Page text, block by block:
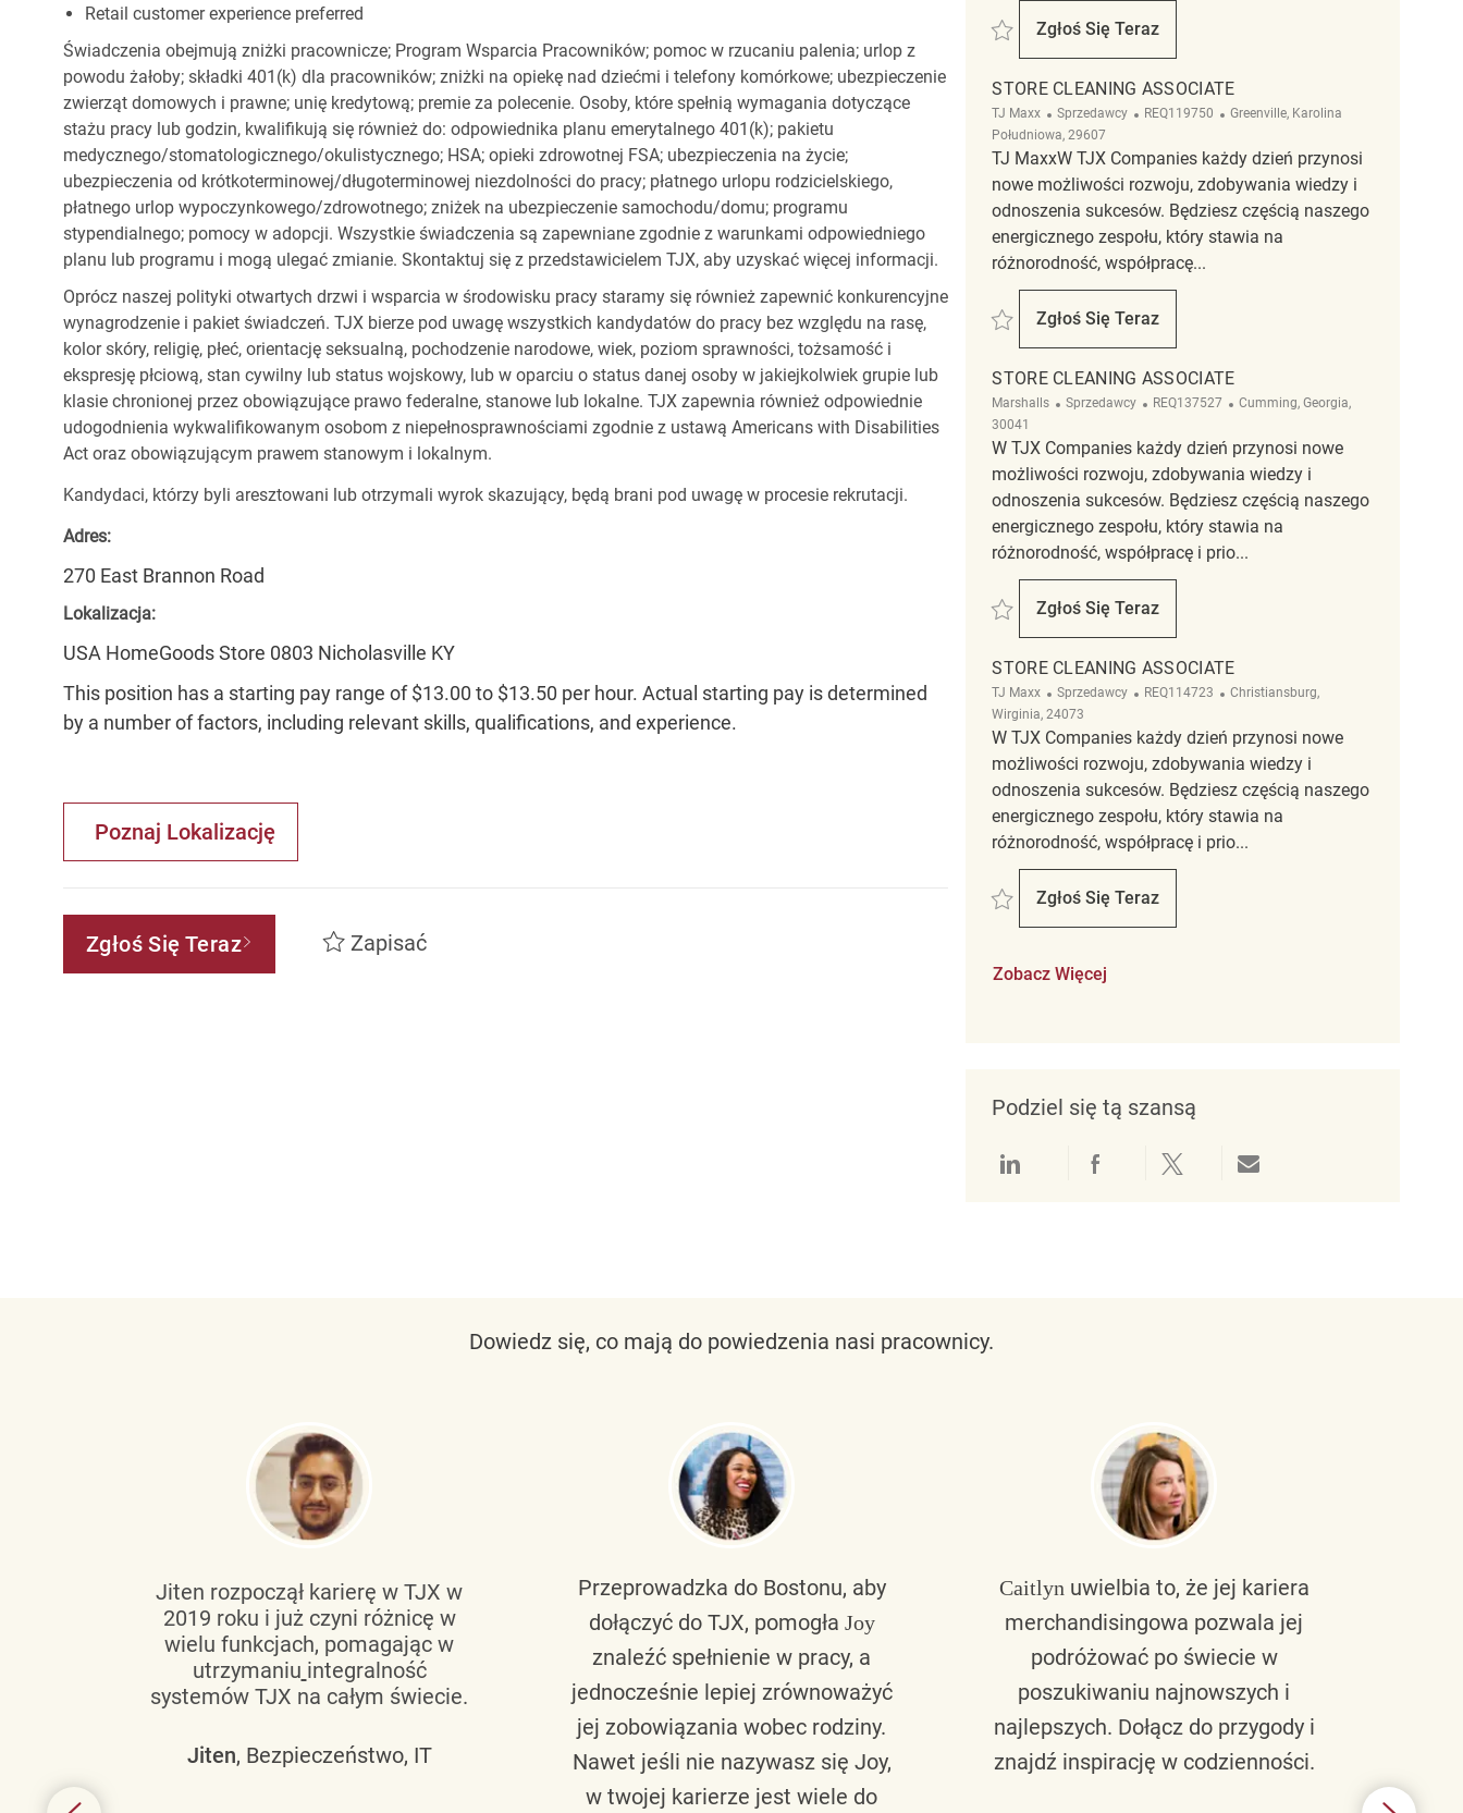
Retail customer experience preferred
Świadczenia obejmują zniżki pracownicze; Program Wsparcia Pracowników; pomoc w rzucaniu palenia; urlop z
powodu żałoby; składki 401(k) dla pracowników; zniżki na opiekę nad dziećmi i telefony komórkowe; ubezpieczenie
zwierząt domowych i prawne; unię kredytową; premie za polecenie. Osoby, które spełnią wymagania dotyczące
stażu pracy lub godzin, kwalifikują się również do: odpowiednika planu emerytalnego 401(k); pakietu
medycznego/stomatologicznego/okulistycznego; HSA; opieki zdrowotnej FSA; ubezpieczenia na życie;
ubezpieczenia od krótkoterminowej/długoterminowej niezdolności do pracy; płatnego urlopu rodzicielskiego,
płatnego urlop wypoczynkowego/zdrowotnego; zniżek na ubezpieczenie samochodu/domu; programu
stypendialnego; pomocy w adopcji. Wszystkie świadczenia są zapewniane zgodnie z warunkami odpowiedniego
planu lub programu i mogą ulegać zmianie. Skontaktuj się z przedstawicielem TJX, aby uzyskać więcej informacji.
Oprócz naszej polityki otwartych drzwi i wsparcia w środowisku pracy staramy się również zapewnić konkurencyjne
wynagrodzenie i pakiet świadczeń. TJX bierze pod uwagę wszystkich kandydatów do pracy bez względu na rasę,
kolor skóry, religię, płeć, orientację seksualną, pochodzenie narodowe, wiek, poziom sprawności, tożsamość i
ekspresję płciową, stan cywilny lub status wojskowy, lub w oparciu o status danej osoby w jakiejkolwiek grupie lub
klasie chronionej przez obowiązujące prawo federalne, stanowe lub lokalne. TJX zapewnia również odpowiednie
udogodnienia wykwalifikowanym osobom z niepełnosprawnościami zgodnie z ustawą Americans with Disabilities
Act oraz obowiązującym prawem stanowym i lokalnym.
Kandydaci, którzy byli aresztowani lub otrzymali wyrok skazujący, będą brani pod uwagę w procesie rekrutacji.
Adres:
270 East Brannon Road
Lokalizacja:
USA HomeGoods Store 0803 Nicholasville KY
This position has a starting pay range of $13.00 to $13.50 per hour. Actual starting pay is determined
by a number of factors, including relevant skills, qualifications, and experience.
Poznaj Lokalizację
Zgłoś Się Teraz Zapisać
Zapisać Retail Store Cleaning Associate REQ136600
Zgłoś Się Teraz
Retail Store Cleaning Associate
STORE CLEANING ASSOCIATE
TJ Maxx Kategoria
Sprzedawcy ReqId
REQ119750 Lokalizacja
Greenville, Karolina
Południowa, 29607
TJ MaxxW TJX Companies każdy dzień przynosi
nowe możliwości rozwoju, zdobywania wiedzy i
odnoszenia sukcesów. Będziesz częścią naszego
energicznego zespołu, który stawia na
różnorodność, współpracę...
Zapisać Store Cleaning Associate REQ119750
Zgłoś Się Teraz
Store Cleaning Associate
STORE CLEANING ASSOCIATE
Marshalls Kategoria
Sprzedawcy ReqId
REQ137527 Lokalizacja
Cumming, Georgia,
30041
W TJX Companies każdy dzień przynosi nowe
możliwości rozwoju, zdobywania wiedzy i
odnoszenia sukcesów. Będziesz częścią naszego
energicznego zespołu, który stawia na
różnorodność, współpracę i prio...
Zapisać Store Cleaning Associate REQ137527
Zgłoś Się Teraz
Store Cleaning Associate
STORE CLEANING ASSOCIATE
TJ Maxx Kategoria
Sprzedawcy ReqId
REQ114723 Lokalizacja
Christiansburg,
Wirginia, 24073
W TJX Companies każdy dzień przynosi nowe
możliwości rozwoju, zdobywania wiedzy i
odnoszenia sukcesów. Będziesz częścią naszego
energicznego zespołu, który stawia na
różnorodność, współpracę i prio...
Zapisać Store cleaning associate REQ114723
Zgłoś Się Teraz
Store Cleaning Associate
Zobacz Więcej
Podziel się tą szansą
Udostępnianie przez LinkedIn
Udostępnianie przez Facebook
Udostępnij przez Twitter
Udostępnianie przez e-mail
Dowiedz się, co mają do powiedzenia nasi pracownicy.
Jiten rozpoczął karierę w TJX w
2019 roku i już czyni różnicę w
wielu funkcjach, pomagając w
utrzymaniu integralność
systemów TJX na całym świecie.
Jiten, Bezpieczeństwo, IT
Przeprowadzka do Bostonu, aby
dołączyć do TJX, pomogła Joy
znaleźć spełnienie w pracy, a
jednocześnie lepiej zrównoważyć
jej zobowiązania wobec rodziny.
Nawet jeśli nie nazywasz się Joy,
w twojej karierze jest wiele do
Caitlynuwielbia to, że jej kariera
merchandisingowa pozwala jej
podróżować po świecie w
poszukiwaniu najnowszych i
najlepszych. Dołącz do przygody i
znajdź inspirację w codzienności.